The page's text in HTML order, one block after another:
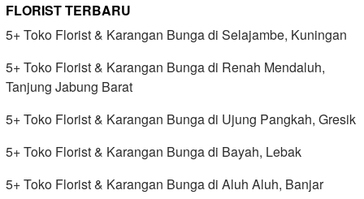
FLORIST TERBARU
5+ Toko Florist & Karangan Bunga di Selajambe, Kuningan
5+ Toko Florist & Karangan Bunga di Renah Mendaluh,
Tanjung Jabung Barat
5+ Toko Florist & Karangan Bunga di Ujung Pangkah, Gresik
5+ Toko Florist & Karangan Bunga di Bayah, Lebak
5+ Toko Florist & Karangan Bunga di Aluh Aluh, Banjar